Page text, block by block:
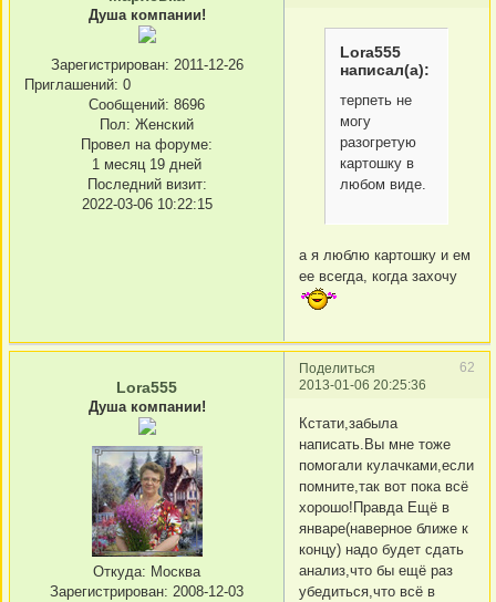
Душа компании!
Зарегистрирован: 2011-12-26
Приглашений: 0
Сообщений: 8696
Пол: Женский
Провел на форуме:
1 месяц 19 дней
Последний визит:
2022-03-06 10:22:15
Lora555
написал(а):
терпеть не
могу
разогретую
картошку в
любом виде.
а я люблю картошку и ем
ее всегда, когда захочу
Поделиться
62
2013-01-06 20:25:36
Lora555
Душа компании!
Откуда: Москва
Зарегистрирован: 2008-12-03
Кстати,забыла
написать.Вы мне тоже
помогали кулачками,если
помните,так вот пока всё
хорошо!Правда Ещё в
январе(наверное ближе к
концу) надо будет сдать
анализ,что бы ещё раз
убедиться,что всё в